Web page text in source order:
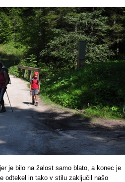
je bilo na žalost samo blato, a konec je
odtekel in tako v stilu zaključil našo